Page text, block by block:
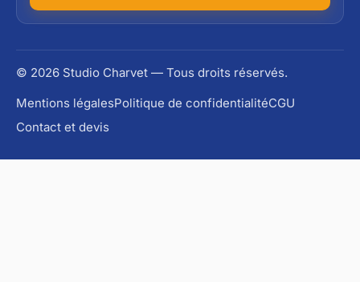
© 2026 Studio Charvet — Tous droits réservés.
Mentions légalesPolitique de confidentialitéCGU
Contact et devis